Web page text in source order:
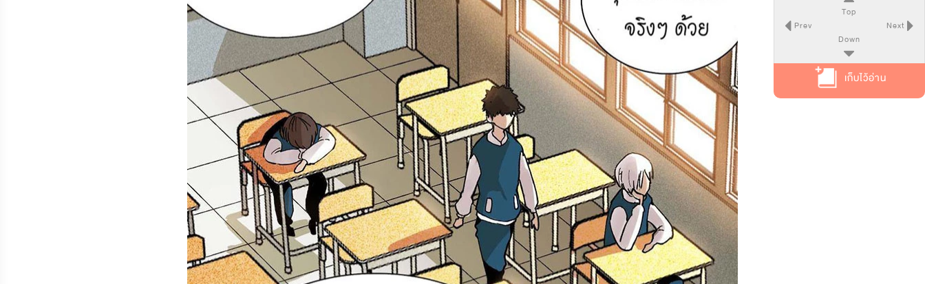
Top
Prev
Next
Down
เก็บไว้อ่าน